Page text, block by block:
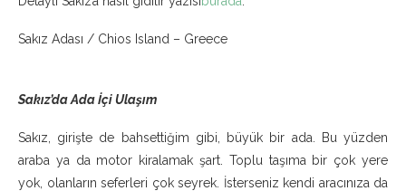
Sakız Adası / Chios Island – Greece
Sakız’da Ada İçi Ulaşım
Sakız, girişte de bahsettiğim gibi, büyük bir ada. Bu yüzden
araba ya da motor kiralamak şart. Toplu taşıma bir çok yere
yok, olanların seferleri çok seyrek. İsterseniz kendi aracınıza da